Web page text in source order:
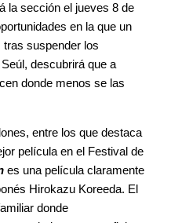
la sección el jueves 8 de
en la que un
tras suspender los
descubrirá que a
donde menos se las
entre los que destaca
película en el Festival de
es una película claramente
Hirokazu Koreeda. El
donde